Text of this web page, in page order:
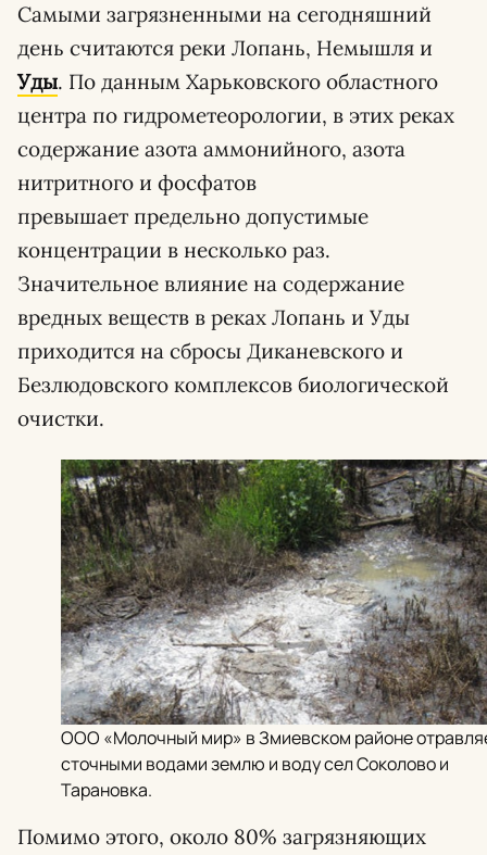
Самыми загрязненными на сегодняшний
день считаются реки Лопань, Немышля и
Уды. По данным Харьковского областного
центра по гидрометеорологии, в этих реках
содержание азота аммонийного, азота
нитритного и фосфатов
превышает предельно допустимые
концентрации в несколько раз.
Значительное влияние на содержание
вредных веществ в реках Лопань и Уды
приходится на сбросы Диканевского и
Безлюдовского комплексов биологической
очистки.
ООО «Молочный мир» в Змиевском районе
сточными водами землю и воду сел Соколово и
Тарановка.
Помимо этого, около 80% загрязняющих